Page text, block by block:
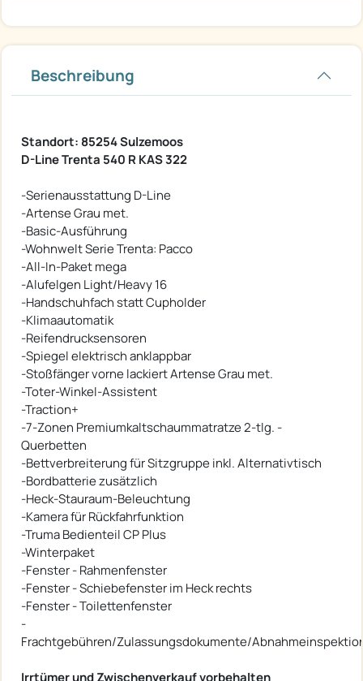
Beschreibung
Standort: 85254 Sulzemoos
D-Line Trenta 540 R KAS 322
-Serienausstattung D-Line
-Artense Grau met.
-Basic-Ausführung
-Wohnwelt Serie Trenta: Pacco
-All-In-Paket mega
-Alufelgen Light/Heavy 16
-Handschuhfach statt Cupholder
-Klimaautomatik
-Reifendrucksensoren
-Spiegel elektrisch anklappbar
-Stoßfänger vorne lackiert Artense Grau met.
-Toter-Winkel-Assistent
-Traction+
-7-Zonen Premiumkaltschaummatratze 2-tlg. -
Querbetten
-Bettverbreiterung für Sitzgruppe inkl. Alternativtisch
-Bordbatterie zusätzlich
-Heck-Stauraum-Beleuchtung
-Kamera für Rückfahrfunktion
-Truma Bedienteil CP Plus
-Winterpaket
-Fenster - Rahmenfenster
-Fenster - Schiebefenster im Heck rechts
-Fenster - Toilettenfenster
-
Frachtgebühren/Zulassungsdokumente/
Irrtümer und Zwischenverkauf vorbehalten